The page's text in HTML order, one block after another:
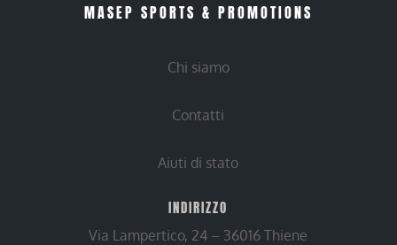
MASEP SPORTS & PROMOTIONS
Chi siamo
Contatti
Aiuti di stato
INDIRIZZO
Via Lampertico, 24 – 36016 Thiene